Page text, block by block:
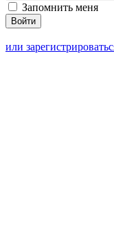
Запомнить меня
или